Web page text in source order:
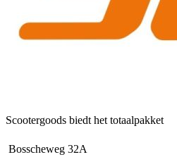
Scootergoods biedt het totaalpakket
Bosscheweg 32A